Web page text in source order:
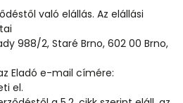
való elállás. Az elállási
988/2, Staré Brno, 602 00 Brno,
Eladó e-mail címére:
el.